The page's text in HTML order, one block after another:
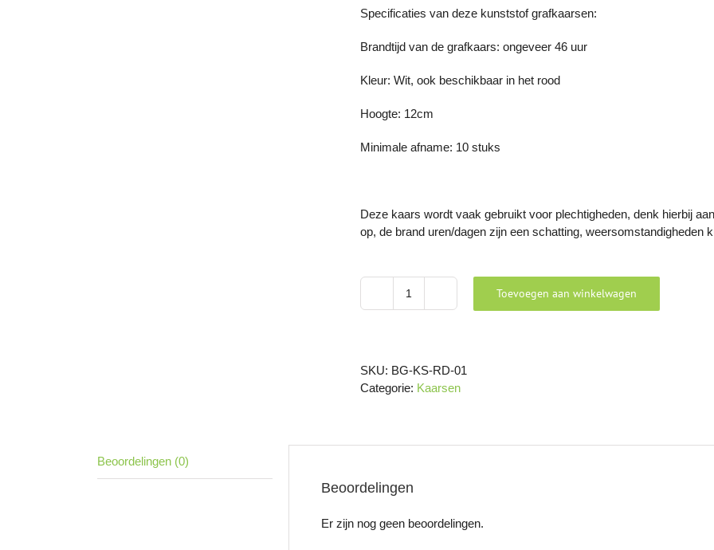
Specificaties van deze kunststof grafkaarsen:
Brandtijd van de grafkaars: ongeveer 46 uur
Kleur: Wit, ook beschikbaar in het rood
Hoogte: 12cm
Minimale afname: 10 stuks
Deze kaars wordt vaak gebruikt voor plechtigheden, denk hierbij
op, de brand uren/dagen zijn een schatting, weersomstandigheden
Rode
aantal
Toevoegen aan winkelwagen
SKU: BG-KS-RD-01
Categorie: Kaarsen
Beoordelingen (0)
Beoordelingen
Er zijn nog geen beoordelingen.